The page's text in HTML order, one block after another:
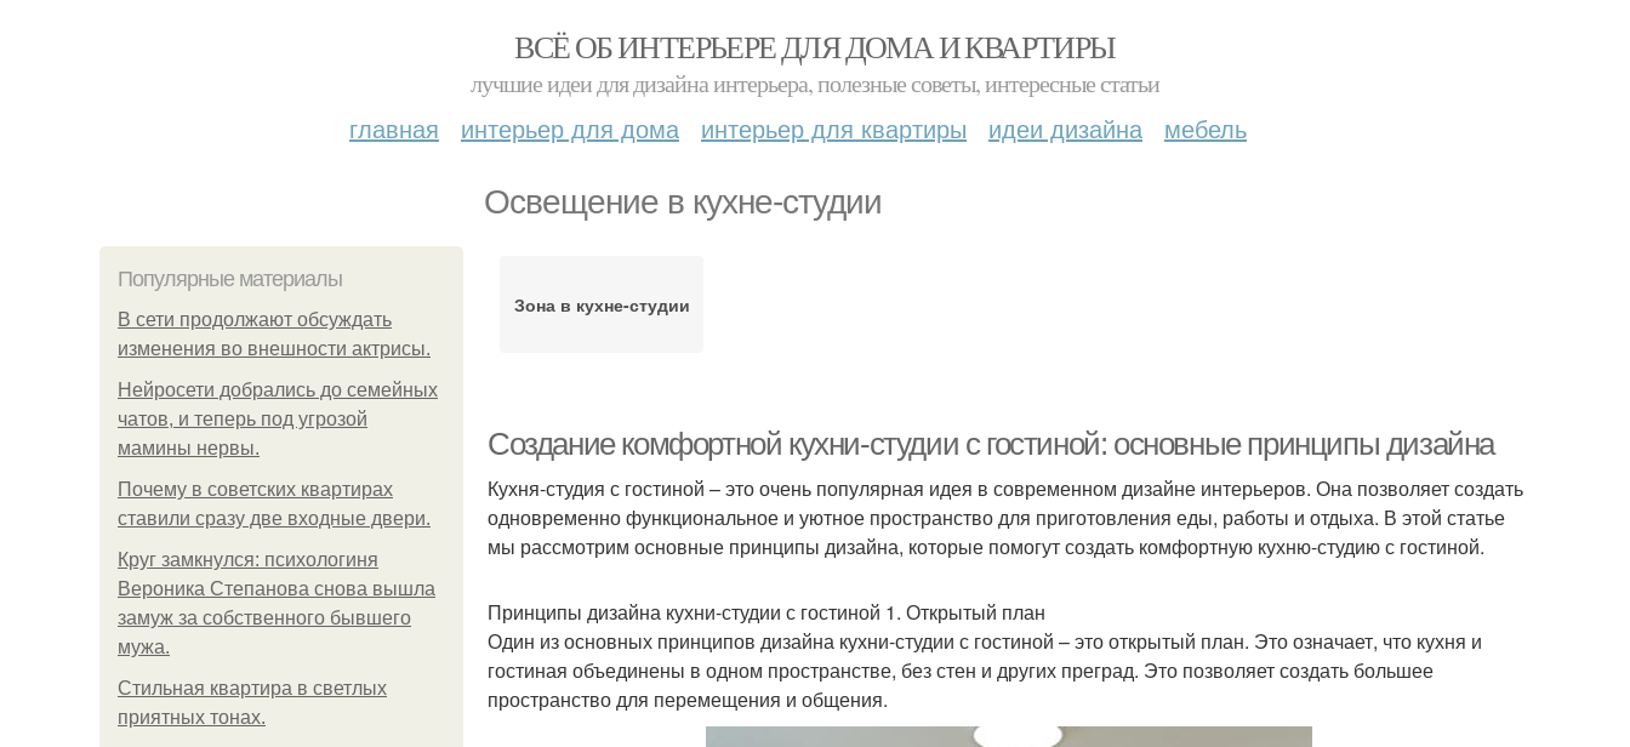
ВСЁ ОБ ИНТЕРЬЕРЕ ДЛЯ ДОМА И КВАРТИРЫ
лучшие идеи для дизайна интерьера, полезные советы, интересные статьи
главная интерьер для дома интерьер для квартиры идеи дизайна мебель
Освещение в кухне-студии
Популярные материалы
В сети продолжают обсуждать
изменения во внешности актрисы.
Нейросети добрались до семейных
чатов, и теперь под угрозой
мамины нервы.
Почему в советских квартирах
ставили сразу две входные двери.
Круг замкнулся: психологиня
Вероника Степанова снова вышла
замуж за собственного бывшего
мужа.
Стильная квартира в светлых
приятных тонах.
Зона в кухне-студии
Создание комфортной кухни-студии с гостиной: основные принципы дизайна
Кухня-студия с гостиной – это очень популярная идея в современном дизайне интерьеров. Она позволяет создать
одновременно функциональное и уютное пространство для приготовления еды, работы и отдыха. В этой статье
мы рассмотрим основные принципы дизайна, которые помогут создать комфортную кухню-студию с гостиной.
Принципы дизайна кухни-студии с гостиной 1. Открытый план
Один из основных принципов дизайна кухни-студии с гостиной – это открытый план. Это означает, что кухня и
гостиная объединены в одном пространстве, без стен и других преград. Это позволяет создать большее
пространство для перемещения и общения.